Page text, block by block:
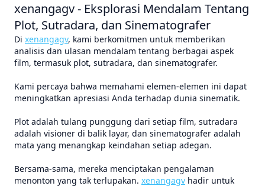
xenangagv - Eksplorasi Mendalam Tentang
Plot, Sutradara, dan Sinematografer
Di xenangagv, kami berkomitmen untuk memberikan
analisis dan ulasan mendalam tentang berbagai aspek
film, termasuk plot, sutradara, dan sinematografer.
Kami percaya bahwa memahami elemen-elemen ini dapat
meningkatkan apresiasi Anda terhadap dunia sinematik.
Plot adalah tulang punggung dari setiap film, sutradara
adalah visioner di balik layar, dan sinematografer adalah
mata yang menangkap keindahan setiap adegan.
Bersama-sama, mereka menciptakan pengalaman
menonton yang tak terlupakan. xenangagv hadir untuk